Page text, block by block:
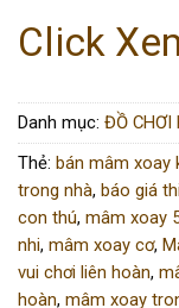
Click
Danh mục: ĐỒ CHƠI
Thẻ: bán mâm xoay
trong nhà, báo giá
con thú, mâm xoay
nhi, mâm xoay cơ,
vui chơi liên hoàn,
hoàn, mâm xoay